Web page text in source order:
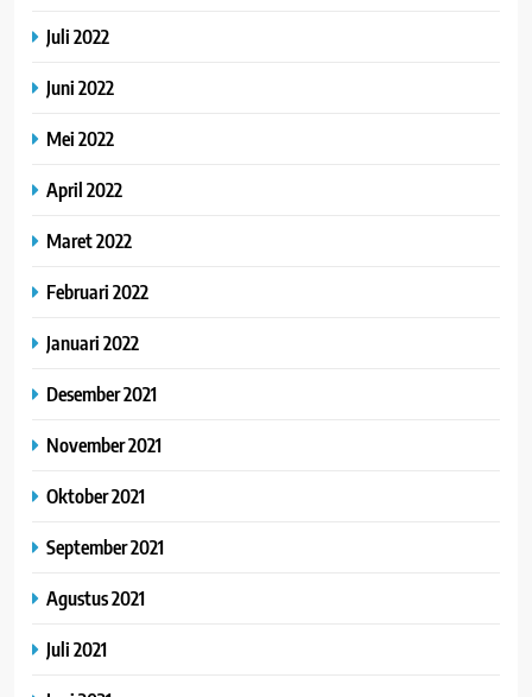
Juli 2022
Juni 2022
Mei 2022
April 2022
Maret 2022
Februari 2022
Januari 2022
Desember 2021
November 2021
Oktober 2021
September 2021
Agustus 2021
Juli 2021